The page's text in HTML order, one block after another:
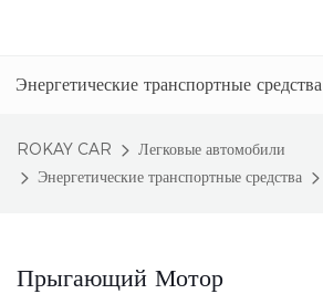
Энергетические транспортные средства
ROKAY CAR
Легковые автомобили
Энергетические транспортные средства
Прыгающий Мотор